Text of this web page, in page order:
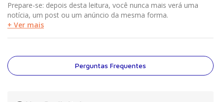
Prepare-se: depois desta leitura, você nunca mais verá uma
notícia, um post ou um anúncio da mesma forma.
+ Ver mais
Perguntas Frequentes